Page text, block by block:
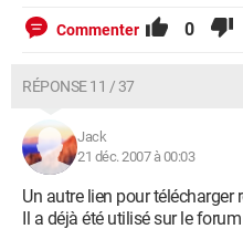
Commenter 0
RÉPONSE 11 / 37
Jack
21 déc. 2007 à 00:03
Un autre lien pour télécharger
Il a déjà été utilisé sur le